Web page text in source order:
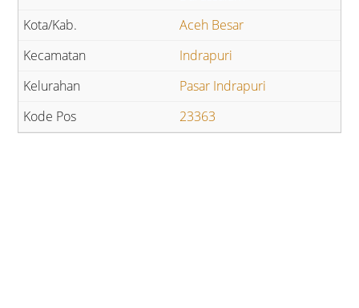
Aceh Besar
Indrapuri
Pasar Indrapuri
23363